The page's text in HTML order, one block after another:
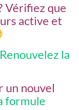
Vérifiez que
active et
Renouvelez la
un nouvel
formule